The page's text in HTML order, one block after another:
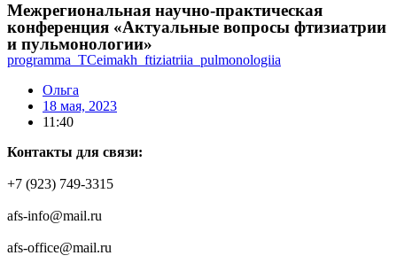
Межрегиональная научно-практическая
конференция «Актуальные вопросы фтизиатрии
и пульмонологии»
programma_TCeimakh_ftiziatriia_pulmonologiia
Ольга
18 мая, 2023
11:40
Контакты для связи:
+7 (923) 749-3315
afs-info@mail.ru
afs-office@mail.ru